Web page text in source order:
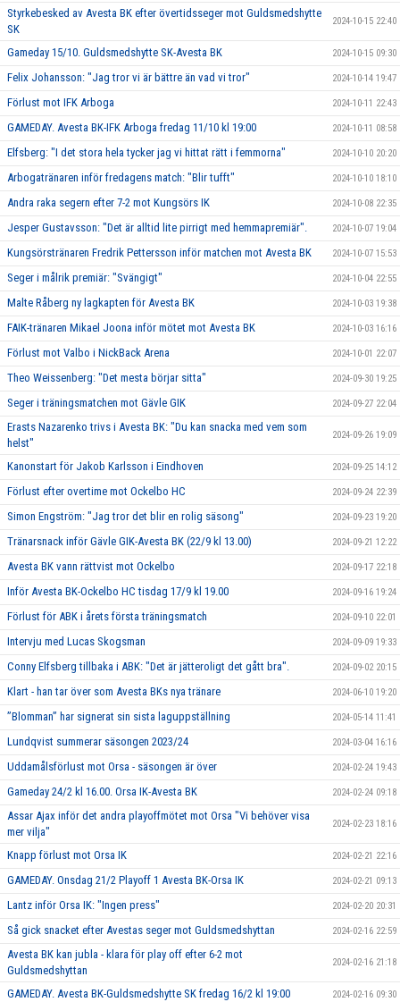
Styrkebesked av Avesta BK efter övertidsseger mot Guldsmedshytte
SK
2024-10-15 22:40
Gameday 15/10. Guldsmedshytte SK-Avesta BK 2024-10-15 09:30
Felix Johansson: "Jag tror vi är bättre än vad vi tror" 2024-10-14 19:47
Förlust mot IFK Arboga 2024-10-11 22:43
GAMEDAY. Avesta BK-IFK Arboga fredag 11/10 kl 19:00 2024-10-11 08:58
Elfsberg: "I det stora hela tycker jag vi hittat rätt i femmorna" 2024-10-10 20:20
Arbogatränaren inför fredagens match: "Blir tufft" 2024-10-10 18:10
Andra raka segern efter 7-2 mot Kungsörs IK 2024-10-08 22:35
Jesper Gustavsson: "Det är alltid lite pirrigt med hemmapremiär". 2024-10-07 19:04
Kungsörstränaren Fredrik Pettersson inför matchen mot Avesta BK 2024-10-07 15:53
Seger i målrik premiär: "Svängigt" 2024-10-04 22:55
Malte Råberg ny lagkapten för Avesta BK 2024-10-03 19:38
FAIK-tränaren Mikael Joona inför mötet mot Avesta BK 2024-10-03 16:16
Förlust mot Valbo i NickBack Arena 2024-10-01 22:07
Theo Weissenberg: "Det mesta börjar sitta" 2024-09-30 19:25
Seger i träningsmatchen mot Gävle GIK 2024-09-27 22:04
Erasts Nazarenko trivs i Avesta BK: "Du kan snacka med vem som
helst"
2024-09-26 19:09
Kanonstart för Jakob Karlsson i Eindhoven 2024-09-25 14:12
Förlust efter overtime mot Ockelbo HC 2024-09-24 22:39
Simon Engström: "Jag tror det blir en rolig säsong" 2024-09-23 19:20
Tränarsnack inför Gävle GIK-Avesta BK (22/9 kl 13.00) 2024-09-21 12:22
Avesta BK vann rättvist mot Ockelbo 2024-09-17 22:18
Inför Avesta BK-Ockelbo HC tisdag 17/9 kl 19.00 2024-09-16 19:24
Förlust för ABK i årets första träningsmatch 2024-09-10 22:01
Intervju med Lucas Skogsman 2024-09-09 19:33
Conny Elfsberg tillbaka i ABK: "Det är jätteroligt det gått bra". 2024-09-02 20:15
Klart - han tar över som Avesta BKs nya tränare 2024-06-10 19:20
”Blomman” har signerat sin sista laguppställning 2024-05-14 11:41
Lundqvist summerar säsongen 2023/24 2024-03-04 16:16
Uddamålsförlust mot Orsa - säsongen är över 2024-02-24 19:43
Gameday 24/2 kl 16.00. Orsa IK-Avesta BK 2024-02-24 09:18
Assar Ajax inför det andra playoffmötet mot Orsa "Vi behöver visa
mer vilja"
2024-02-23 18:16
Knapp förlust mot Orsa IK 2024-02-21 22:16
GAMEDAY. Onsdag 21/2 Playoff 1 Avesta BK-Orsa IK 2024-02-21 09:13
Lantz inför Orsa IK: "Ingen press" 2024-02-20 20:31
Så gick snacket efter Avestas seger mot Guldsmedshyttan 2024-02-16 22:59
Avesta BK kan jubla - klara för play off efter 6-2 mot
Guldsmedshyttan
2024-02-16 21:18
GAMEDAY. Avesta BK-Guldsmedshytte SK fredag 16/2 kl 19:00 2024-02-16 09:30